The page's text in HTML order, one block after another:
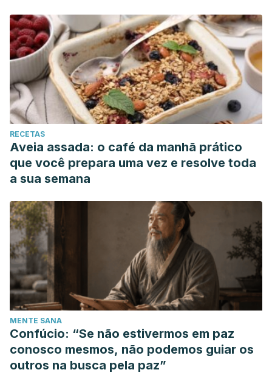
RECETAS
Aveia assada: o café da manhã prático
que você prepara uma vez e resolve toda
a sua semana
MENTE SANA
Confúcio: “Se não estivermos em paz
conosco mesmos, não podemos guiar os
outros na busca pela paz”